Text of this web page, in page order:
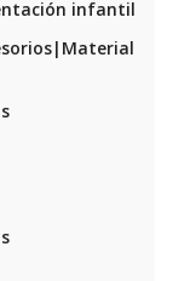
infantil